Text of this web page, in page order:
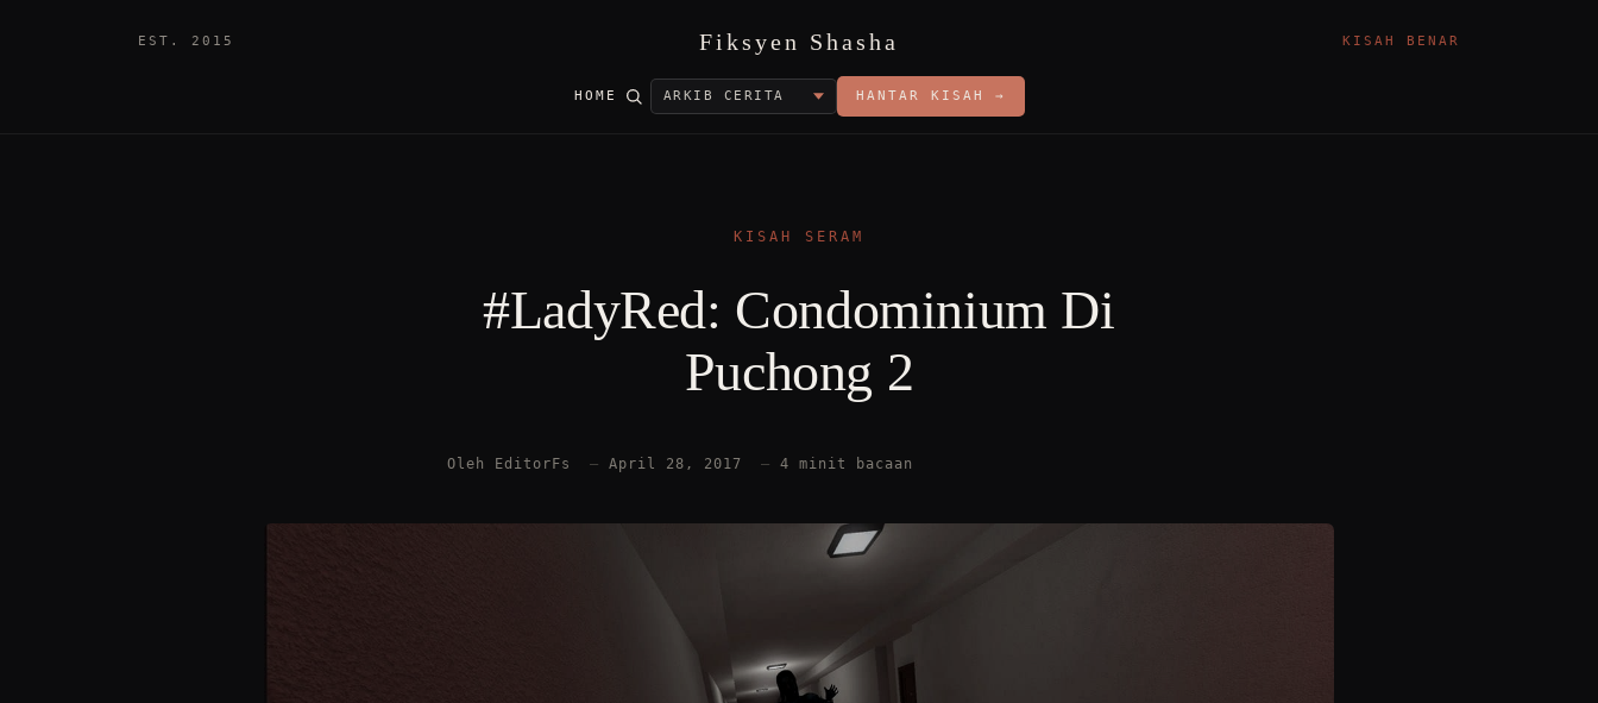
EST. 2015 Fiksyen Shasha KISAH BENAR
HOME HANTAR KISAH →
KISAH SERAM
#LadyRed: Condominium Di
Puchong 2
Oleh EditorFs — April 28, 2017 — 4 minit bacaan